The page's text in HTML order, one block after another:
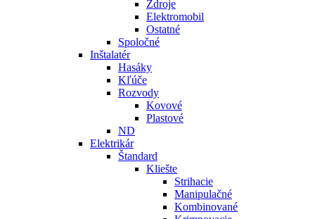
Zdroje
Elektromobil
Ostatné
Spoločné
Inštalatér
Hasáky
Kľúče
Rozvody
Kovové
Plastové
ND
Elektrikár
Štandard
Kliešte
Strihacie
Manipulačné
Kombinované